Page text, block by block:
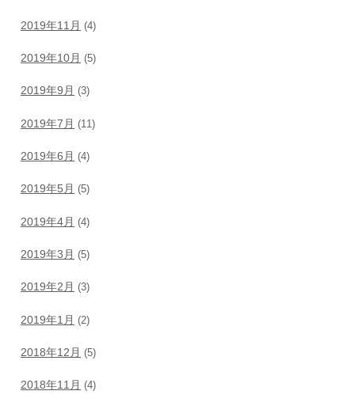
2019年11月 (4)
2019年10月 (5)
2019年9月 (3)
2019年7月 (11)
2019年6月 (4)
2019年5月 (5)
2019年4月 (4)
2019年3月 (5)
2019年2月 (3)
2019年1月 (2)
2018年12月 (5)
2018年11月 (4)